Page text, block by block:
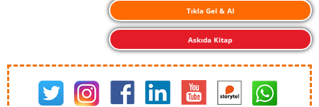
Tıkla Gel & Al
Askıda Kitap